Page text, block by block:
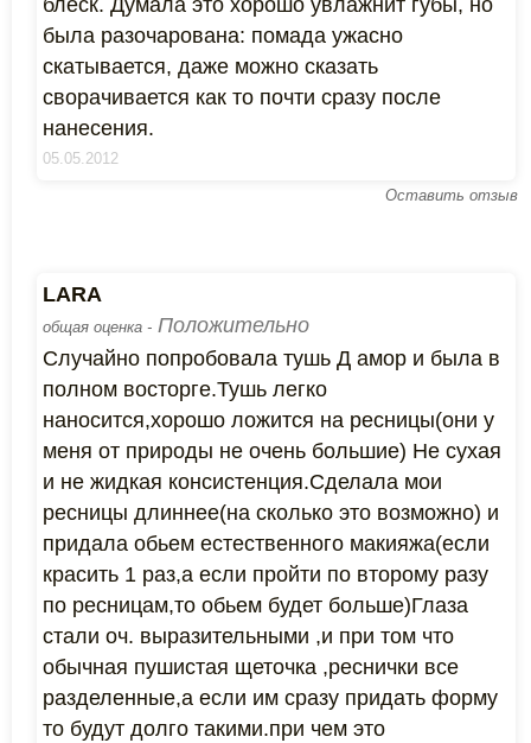
блеск. Думала это хорошо увлажнит губы, но
была разочарована: помада ужасно
скатывается, даже можно сказать
сворачивается как то почти сразу после
нанесения.
05.05.2012
Оставить отзыв
LARA
общая оценка - Положительно
Случайно попробовала тушь Д амор и была в
полном восторге.Тушь легко
наносится,хорошо ложится на ресницы(они у
меня от природы не очень большие) Не сухая
и не жидкая консистенция.Сделала мои
ресницы длиннее(на сколько это возможно) и
придала обьем естественного макияжа(если
красить 1 раз,а если пройти по второму разу
по ресницам,то обьем будет больше)Глаза
стали оч. выразительными ,и при том что
обычная пушистая щеточка ,реснички все
разделенные,а если им сразу придать форму
то будут долго такими.при чем это